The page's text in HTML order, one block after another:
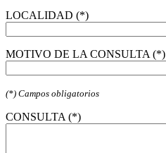
LOCALIDAD (*)
MOTIVO DE LA CONSULTA (*)
(*) Campos obligatorios
CONSULTA (*)